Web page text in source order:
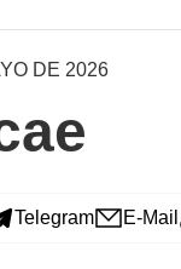
DE 2026
Telegram E-Mail